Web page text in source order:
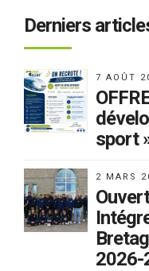
Derniers
7 AOÛT
sport
2 MARS
2026-